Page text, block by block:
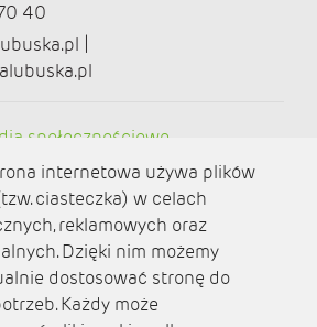
40
|
społecznościowe
internetowa używa plików
ciasteczka) w celach
reklamowych oraz
Dzięki nim możemy
dostosować stronę do
Każdy może